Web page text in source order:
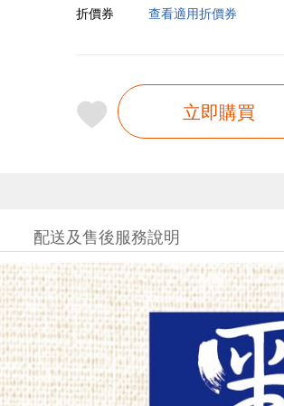
折價券 查看適用折價券
立即購買
配送及售後服務說明